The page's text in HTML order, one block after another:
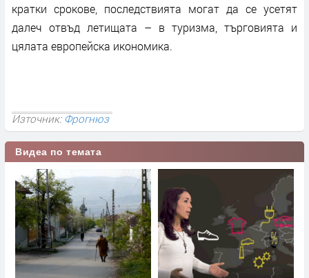
кратки срокове, последствията могат да се усетят
далеч отвъд летищата – в туризма, търговията и
цялата европейска икономика.
Източник:Фрогнюз
Видеа по темата